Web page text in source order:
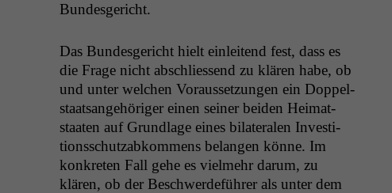
Bundesgericht.
Das Bun­des­gericht hielt ein­lei­t­end fest, dass es
die Frage nicht abschliessend zu klären habe, ob
und unter welchen Voraus­set­zun­gen ein Dop­pel­
staat­sange­höriger einen sein­er bei­den Heimat­
staat­en auf Grund­lage eines bilat­eralen Investi­
tion­ss­chutz­abkom­mens belan­gen könne. Im
konkreten Fall gehe es vielmehr darum, zu
klären, ob der Beschw­erde­führer als unter dem